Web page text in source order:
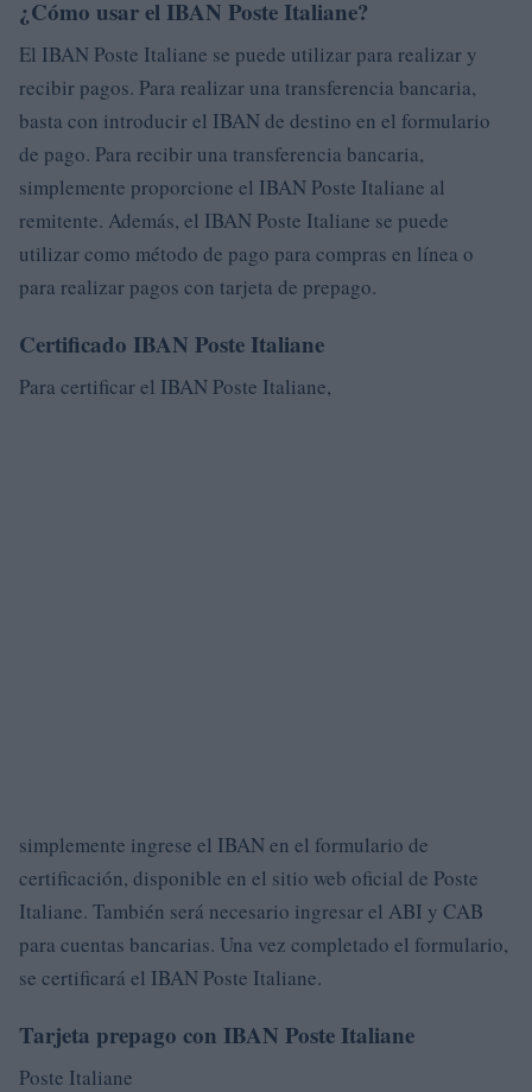
¿Cómo usar el IBAN Poste Italiane?
El IBAN Poste Italiane se puede utilizar para realizar y
recibir pagos. Para realizar una transferencia bancaria,
basta con introducir el IBAN de destino en el formulario
de pago. Para recibir una transferencia bancaria,
simplemente proporcione el IBAN Poste Italiane al
remitente. Además, el IBAN Poste Italiane se puede
utilizar como método de pago para compras en línea o
para realizar pagos con tarjeta de prepago.
Certificado IBAN Poste Italiane
Para certificar el IBAN Poste Italiane,
simplemente ingrese el IBAN en el formulario de
certificación, disponible en el sitio web oficial de Poste
Italiane. También será necesario ingresar el ABI y CAB
para cuentas bancarias. Una vez completado el formulario,
se certificará el IBAN Poste Italiane.
Tarjeta prepago con IBAN Poste Italiane
Poste Italiane